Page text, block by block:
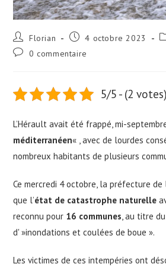
Florian 4 octobre 2023
0 commentaire
5/5 - (2 votes)
L’Hérault avait été frappé, mi-
méditerranéen« , avec de lourdes
nombreux habitants de plusieurs
Ce mercredi 4 octobre, la préfecture de
que l’état de catastrophe naturelle
reconnu pour 16 communes, au titre
d' »inondations et coulées de boue ».
Les victimes de ces intempéries ont